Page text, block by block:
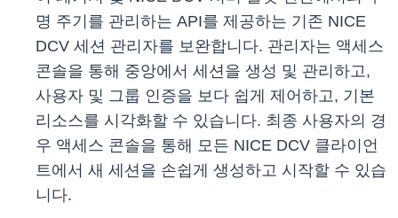
명 주기를 관리하는 API를 제공하는 기존 NICE
DCV 세션 관리자를 보완합니다. 관리자는 액세스
콘솔을 통해 중앙에서 세션을 생성 및 관리하고,
사용자 및 그룹 인증을 보다 쉽게 제어하고, 기본
리소스를 시각화할 수 있습니다. 최종 사용자의 경
우 액세스 콘솔을 통해 모든 NICE DCV 클라이언
트에서 새 세션을 손쉽게 생성하고 시작할 수 있습
니다.